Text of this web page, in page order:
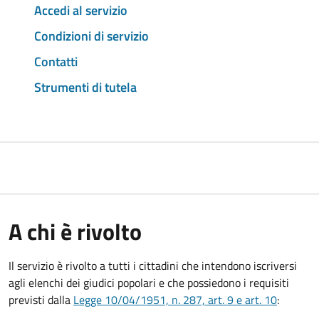
Accedi al servizio
Condizioni di servizio
Contatti
Strumenti di tutela
A chi è rivolto
Il servizio è rivolto a tutti i cittadini che intendono iscriversi
agli elenchi dei giudici popolari e che possiedono i requisiti
previsti dalla Legge 10/04/1951, n. 287, art. 9 e art. 10: